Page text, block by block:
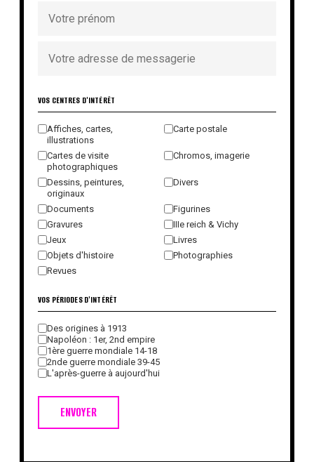
VOS CENTRES D'INTÉRÊT
Affiches, cartes,
illustrations
Carte postale
Cartes de visite
photographiques
Chromos, imagerie
Dessins, peintures,
originaux
Divers
Documents
Figurines
Gravures
IIIe reich & Vichy
Jeux
Livres
Objets d'histoire
Photographies
Revues
ENVOYER
VOS PÉRIODES D'INTÉRÊT
Des origines à 1913
Napoléon : 1er, 2nd empire
1ère guerre mondiale 14-18
2nde guerre mondiale 39-45
L'après-guerre à aujourd'hui